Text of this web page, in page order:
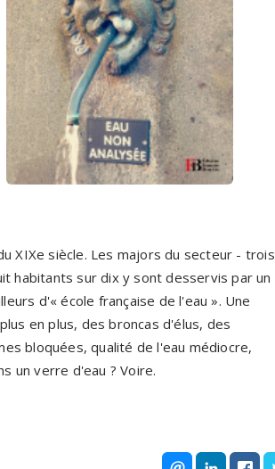
XIXe siècle. Les majors du secteur - trois
habitants sur dix y sont desservis par un
d'« école française de l'eau ». Une
en plus, des broncas d'élus, des
bloquées, qualité de l'eau médiocre,
un verre d'eau ? Voire.